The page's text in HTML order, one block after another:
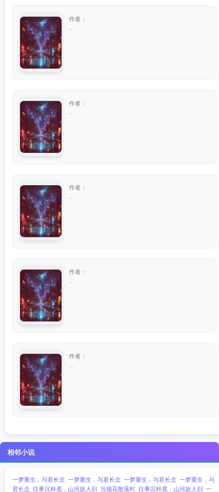
作者：
作者：
作者：
作者：
作者：
相邻小说
一梦重生，与君长念 一梦重生，与君长念 一梦重生，与君长念 一梦重生，与
君长念 往事沉杯底，山河故人归 当烟花散落时 往事沉杯底，山河故人归 一